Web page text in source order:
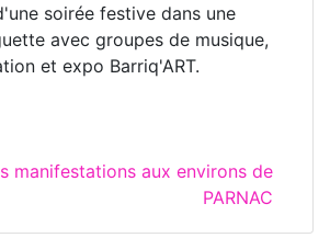
soirée festive dans une
avec groupes de musique,
et expo Barriq'ART.
manifestations aux environs de
PARNAC